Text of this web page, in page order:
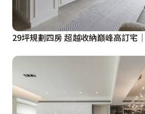
29坪規劃四房 超越收納巔峰高訂